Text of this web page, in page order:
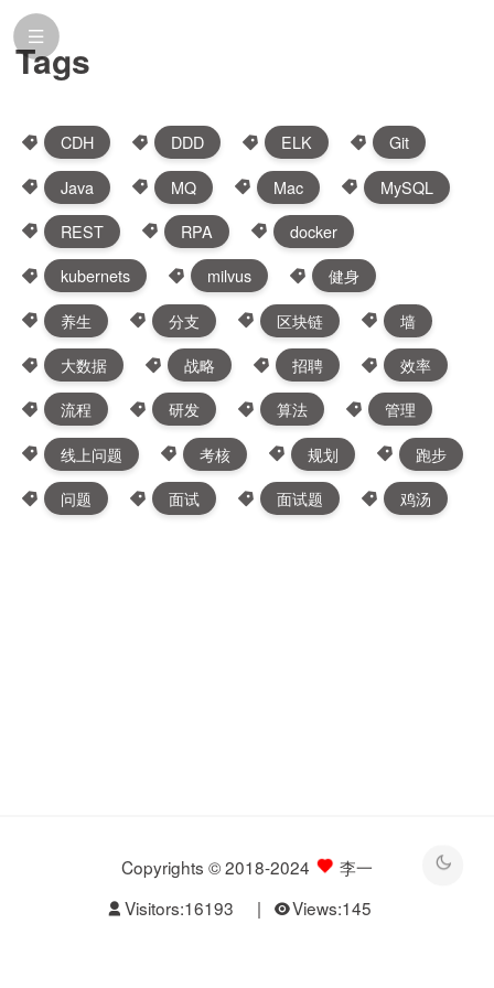
Tags
CDH DDD ELK
Git
Java
MQ Mac
MySQL
REST
RPA
docker
kubernets
milvus
健身
养生
分支 区块链
墙
大数据
战略 招聘
效率
流程
研发 算法
管理
线上问题
考核 规划
跑步
问题
面试 面试题 鸡汤
Copyrights © 2018-2024
李一
Visitors:16193 | Views:145